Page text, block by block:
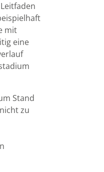
mit
eine
Stand
zu